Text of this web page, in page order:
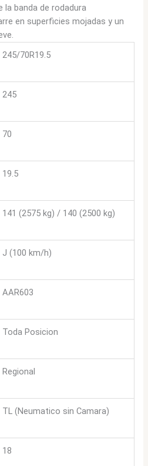
la banda de rodadura
en superficies mojadas y un
245/70R19.5
245
70
19.5
141 (2575 kg) / 140 (2500 kg)
J (100 km/h)
AAR603
Toda Posicion
Regional
TL (Neumatico sin Camara)
18